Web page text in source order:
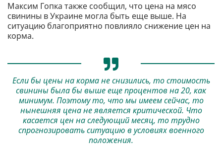
Максим Гопка также сообщил, что цена на мясо
свинины в Украине могла быть еще выше. На
ситуацию благоприятно повлияло снижение цен на
корма.
Если бы цены на корма не снизились, то стоимость
свинины была бы выше еще процентов на 20, как
минимум. Поэтому то, что мы имеем сейчас, то
нынешняя цена не является критической. Что
касается цен на следующий месяц, то трудно
спрогнозировать ситуацию в условиях военного
положения.